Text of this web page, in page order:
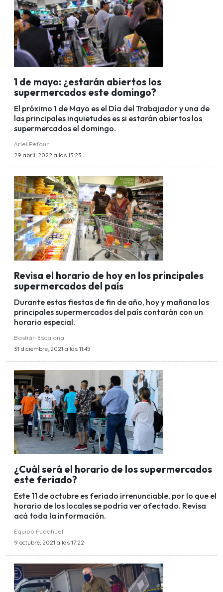
1 de mayo: ¿estarán abiertos los
supermercados este domingo?
El próximo 1 de Mayo es el Día del Trabajador y una de
las principales inquietudes es si estarán abiertos los
supermercados el domingo.
Ariel Pefaur
29 abril, 2022 a las 13:23
Revisa el horario de hoy en los principales
supermercados del país
Durante estas fiestas de fin de año, hoy y mañana los
principales supermercados del país contarán con un
horario especial.
Bastián Escalona
31 diciembre, 2021 a las 11:45
¿Cuál será el horario de los supermercados
este feriado?
Este 11 de octubre es feriado irrenunciable, por lo que el
horario de los locales se podría ver afectado. Revisa
acá toda la información.
Equipo Pudahuel
9 octubre, 2021 a las 17:22